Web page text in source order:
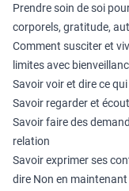
Prendre soin de soi
corporels, gratitude,
Comment susciter et
limites avec
Savoir voir et dire ce
Savoir regarder et
Savoir faire des
relation
Savoir exprimer ses
dire Non en